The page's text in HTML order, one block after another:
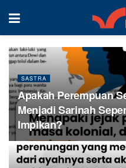
SASTRA
Apakah Perempuan
Menjadi Sarinah
Impikan?